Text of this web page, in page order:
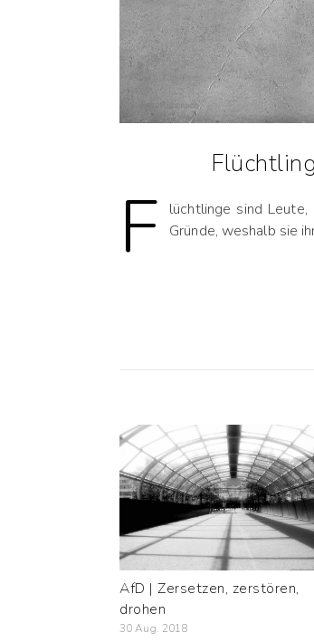
F
lüchtlinge sind
Gründe, weshalb sie
AfD | Zersetzen, zerstören,
drohen
30 Aug. 2018